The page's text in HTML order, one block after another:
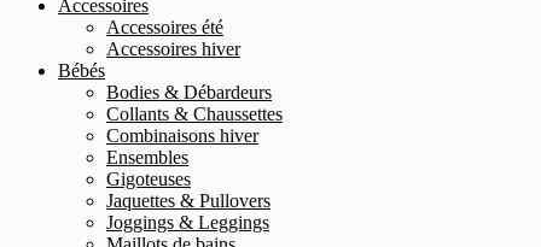
Accessoires
Accessoires été
Accessoires hiver
Bébés
Bodies & Débardeurs
Collants & Chaussettes
Combinaisons hiver
Ensembles
Gigoteuses
Jaquettes & Pullovers
Joggings & Leggings